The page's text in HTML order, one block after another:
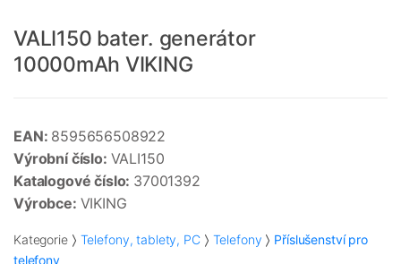
VALI150 bater. generátor
10000mAh VIKING
EAN: 8595656508922
Výrobní číslo: VALI150
Katalogové číslo: 37001392
Výrobce: VIKING
Kategorie Telefony, tablety, PC Telefony
Příslušenství pro
telefony